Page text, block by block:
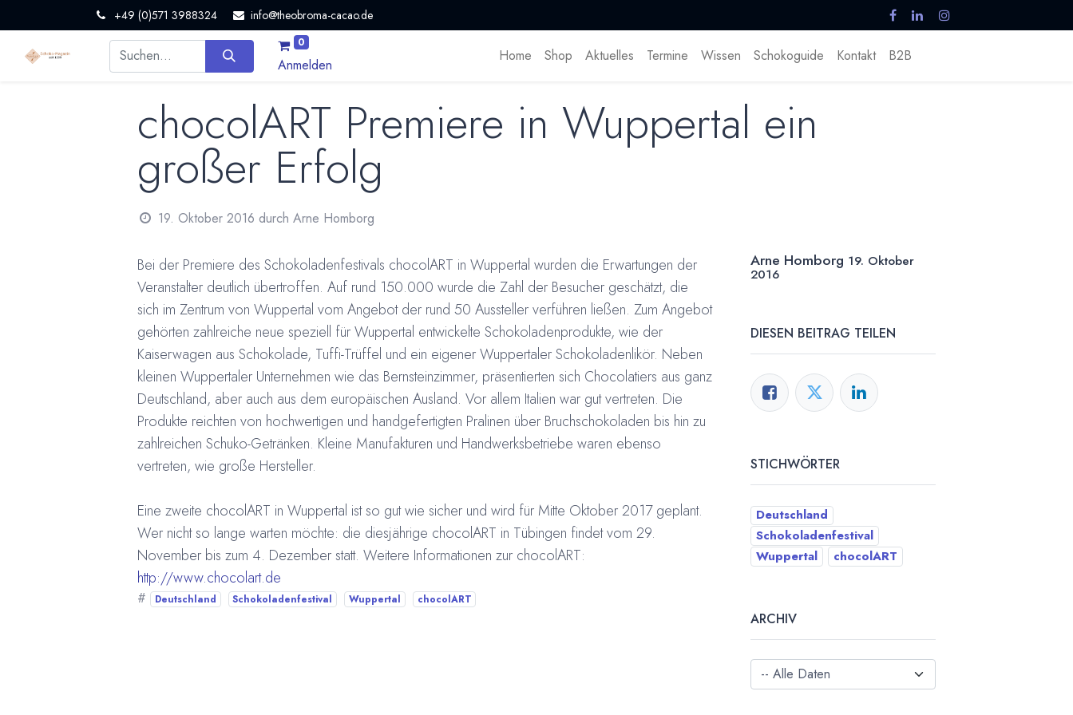
+49 (0)571 3988324 info@theobroma-cacao.de
0
Anmelden
Home Shop Aktuelles Termine Wissen Schokoguide Kontakt B2B
chocolART Premiere in Wuppertal ein
großer Erfolg
19. Oktober 2016 durch Arne Homborg
Bei der Premiere des Schokoladenfestivals chocolART in Wuppertal wurden die Erwartungen der
Veranstalter deutlich übertroffen. Auf rund 150.000 wurde die Zahl der Besucher geschätzt, die
sich im Zentrum von Wuppertal vom Angebot der rund 50 Aussteller verführen ließen. Zum Angebot
gehörten zahlreiche neue speziell für Wuppertal entwickelte Schokoladenprodukte, wie der
Kaiserwagen aus Schokolade, Tuffi-Trüffel und ein eigener Wuppertaler Schokoladenlikör. Neben
kleinen Wuppertaler Unternehmen wie das Bernsteinzimmer, präsentierten sich Chocolatiers aus ganz
Deutschland, aber auch aus dem europäischen Ausland. Vor allem Italien war gut vertreten. Die
Produkte reichten von hochwertigen und handgefertigten Pralinen über Bruchschokoladen bis hin zu
zahlreichen Schuko-Getränken. Kleine Manufakturen und Handwerksbetriebe waren ebenso
vertreten, wie große Hersteller.
Eine zweite chocolART in Wuppertal ist so gut wie sicher und wird für Mitte Oktober 2017 geplant.
Wer nicht so lange warten möchte: die diesjährige chocolART in Tübingen findet vom 29.
November bis zum 4. Dezember statt. Weitere Informationen zur chocolART:
http://www.chocolart.de
# Deutschland Schokoladenfestival Wuppertal chocolART
Arne Homborg 19. Oktober
2016
DIESEN BEITRAG TEILEN
STICHWÖRTER
Deutschland
Schokoladenfestival
Wuppertal
chocolART
ARCHIV